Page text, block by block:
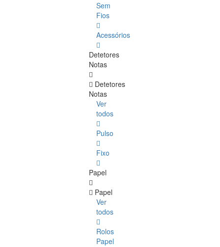
Sem
Fios
Acessórios
Detetores
Notas
Detetores
Notas
Ver
todos
Pulso
Fixo
Papel
Papel
Ver
todos
Rolos
Papel